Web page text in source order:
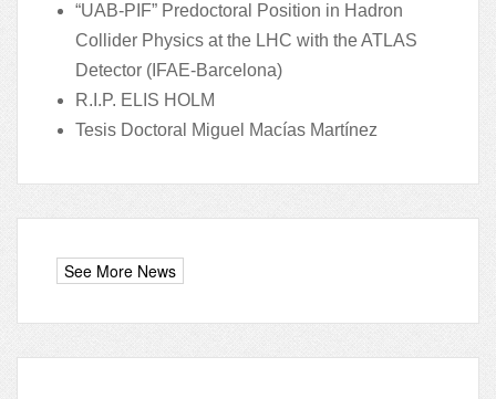
“UAB-PIF” Predoctoral Position in Hadron
Collider Physics at the LHC with the ATLAS
Detector (IFAE-Barcelona)
R.I.P. ELIS HOLM
Tesis Doctoral Miguel Macías Martínez